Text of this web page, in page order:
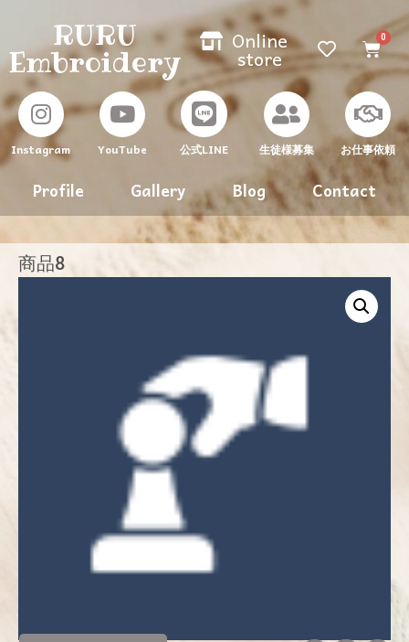
RURU
Embroidery
Online
store
Instagram YouTube 公式LINE 生徒様募集 お仕事依頼
Profile Gallery Blog Contact
商品8